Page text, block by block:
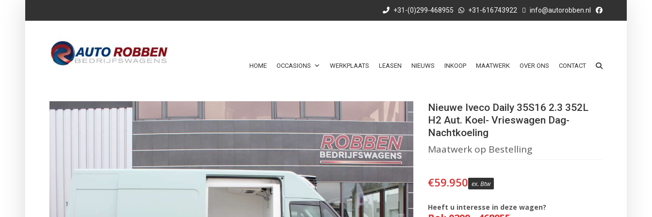
+31-(0)299-468955 +31-616743922 info@autorobben.nl
HOME OCCASIONS WERKPLAATS LEASEN NIEUWS INKOOP MAATWERK OVER ONS CONTACT
Nieuwe Iveco Daily 35S16 2.3 352L
H2 Aut. Koel- Vrieswagen Dag-
Nachtkoeling
Maatwerk op Bestelling
€59.950 ex. Btw
Heeft u interesse in deze wagen?